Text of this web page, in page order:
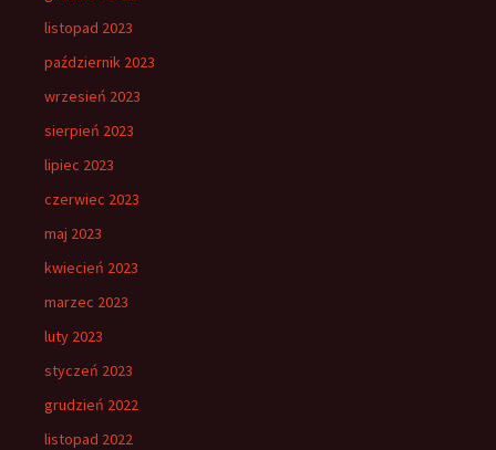
listopad 2023
październik 2023
wrzesień 2023
sierpień 2023
lipiec 2023
czerwiec 2023
maj 2023
kwiecień 2023
marzec 2023
luty 2023
styczeń 2023
grudzień 2022
listopad 2022